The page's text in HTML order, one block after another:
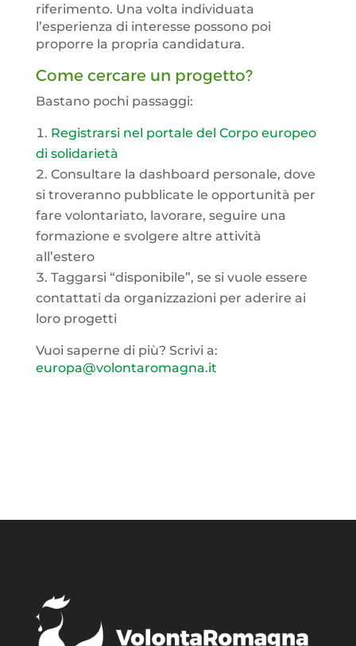
riferimento. Una volta individuata
l’esperienza di interesse possono poi
proporre la propria candidatura.
Come cercare un progetto?
Bastano pochi passaggi:
Registrarsi nel portale del Corpo europeo
di solidarietà
Consultare la dashboard personale, dove
si troveranno pubblicate le opportunità per
fare volontariato, lavorare, seguire una
formazione e svolgere altre attività
all’estero
Taggarsi “disponibile”, se si vuole essere
contattati da organizzazioni per aderire ai
loro progetti
Vuoi saperne di più? Scrivi a:
europa@volontaromagna.it